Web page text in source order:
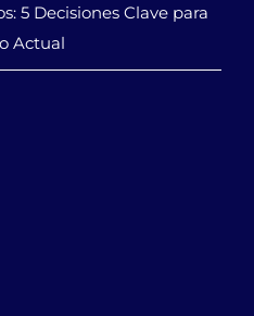
5 Decisiones Clave para
Actual